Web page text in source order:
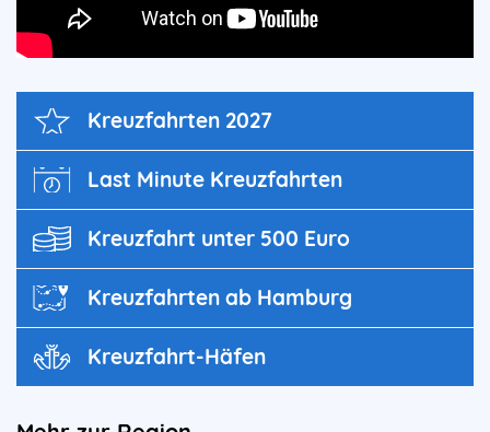
Kreuz­fahrten 2027
Last Minute Kreuzfahrten
Kreuzfahrt unter 500 Euro
Kreuzfahrten ab Hamburg
Kreuzfahrt-Häfen